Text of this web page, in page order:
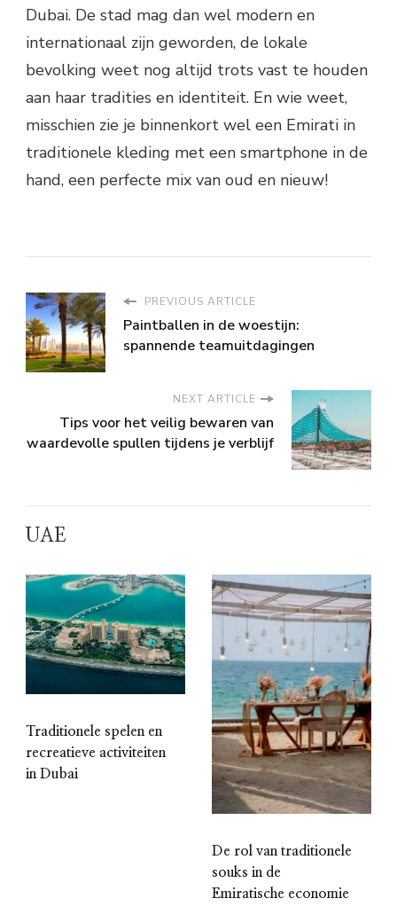
Dubai. De stad mag dan wel modern en
internationaal zijn geworden, de lokale
bevolking weet nog altijd trots vast te houden
aan haar tradities en identiteit. En wie weet,
misschien zie je binnenkort wel een Emirati in
traditionele kleding met een smartphone in de
hand, een perfecte mix van oud en nieuw!
PREVIOUS ARTICLE
Paintballen in de woestijn:
spannende teamuitdagingen
NEXT ARTICLE
Tips voor het veilig bewaren van
waardevolle spullen tijdens je verblijf
UAE
Traditionele spelen en
recreatieve activiteiten
in Dubai
De rol van traditionele
souks in de
Emiratische economie